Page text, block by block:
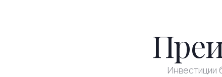
Инвестиции